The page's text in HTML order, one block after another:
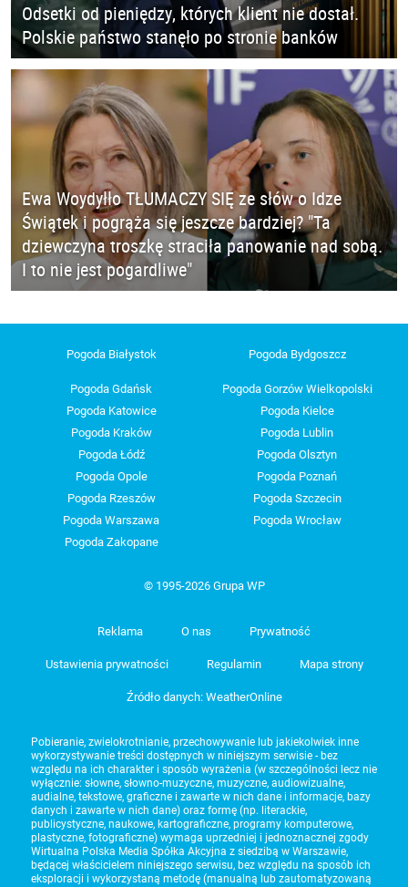
Odsetki od pieniędzy, których klient nie dostał.
Polskie państwo stanęło po stronie banków
Ewa Woydyłło TŁUMACZY SIĘ ze słów o Idze
Świątek i pogrąża się jeszcze bardziej? "Ta
dziewczyna troszkę straciła panowanie nad sobą.
I to nie jest pogardliwe"
Pogoda Białystok Pogoda Bydgoszcz
Pogoda Gdańsk
Pogoda Gorzów Wielkopolski
Pogoda Katowice
Pogoda Kielce
Pogoda Kraków
Pogoda Lublin
Pogoda Łódź
Pogoda Olsztyn
Pogoda Opole
Pogoda Poznań
Pogoda Rzeszów
Pogoda Szczecin
Pogoda Warszawa
Pogoda Wrocław
Pogoda Zakopane
© 1995-2026 Grupa WP
Reklama O nas Prywatność
Ustawienia prywatności Regulamin Mapa strony
Źródło danych: WeatherOnline
Pobieranie, zwielokrotnianie, przechowywanie lub jakiekolwiek inne
wykorzystywanie treści dostępnych w niniejszym serwisie - bez
względu na ich charakter i sposób wyrażenia (w szczególności lecz nie
wyłącznie: słowne, słowno-muzyczne, muzyczne, audiowizualne,
audialne, tekstowe, graficzne i zawarte w nich dane i informacje, bazy
danych i zawarte w nich dane) oraz formę (np. literackie,
publicystyczne, naukowe, kartograficzne, programy komputerowe,
plastyczne, fotograficzne) wymaga uprzedniej i jednoznacznej zgody
Wirtualna Polska Media Spółka Akcyjna z siedzibą w Warszawie,
będącej właścicielem niniejszego serwisu, bez względu na sposób ich
eksploracji i wykorzystaną metodę (manualną lub zautomatyzowaną